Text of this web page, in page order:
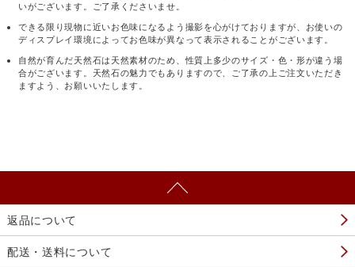
いがございます。ご了承くださいませ。
できる限り現物に近いお色味になるよう撮影を心がけておりますが、お使いの
ディスプレイ環境によってお色味が異なって表示されることがございます。
自然が育んだ天然石は天然素材のため、性質上多少のサイズ・色・形が違う場
合がございます。天然石の魅力でもありますので、ご了承の上ご注文いただき
ますよう、お願いいたします。
返品について
配送・送料について